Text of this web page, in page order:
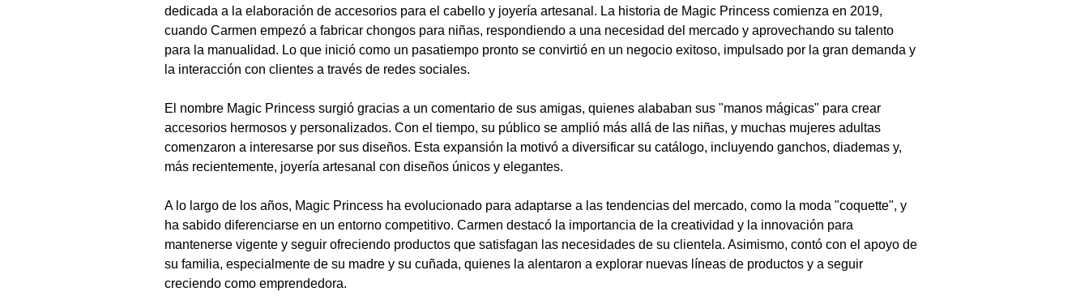
dedicada a la elaboración de accesorios para el cabello y joyería artesanal. La historia de Magic Princess comienza en 2019,
cuando Carmen empezó a fabricar chongos para niñas, respondiendo a una necesidad del mercado y aprovechando su talento
para la manualidad. Lo que inició como un pasatiempo pronto se convirtió en un negocio exitoso, impulsado por la gran demanda y
la interacción con clientes a través de redes sociales.
El nombre Magic Princess surgió gracias a un comentario de sus amigas, quienes alababan sus "manos mágicas" para crear
accesorios hermosos y personalizados. Con el tiempo, su público se amplió más allá de las niñas, y muchas mujeres adultas
comenzaron a interesarse por sus diseños. Esta expansión la motivó a diversificar su catálogo, incluyendo ganchos, diademas y,
más recientemente, joyería artesanal con diseños únicos y elegantes.
A lo largo de los años, Magic Princess ha evolucionado para adaptarse a las tendencias del mercado, como la moda "coquette", y
ha sabido diferenciarse en un entorno competitivo. Carmen destacó la importancia de la creatividad y la innovación para
mantenerse vigente y seguir ofreciendo productos que satisfagan las necesidades de su clientela. Asimismo, contó con el apoyo de
su familia, especialmente de su madre y su cuñada, quienes la alentaron a explorar nuevas líneas de productos y a seguir
creciendo como emprendedora.